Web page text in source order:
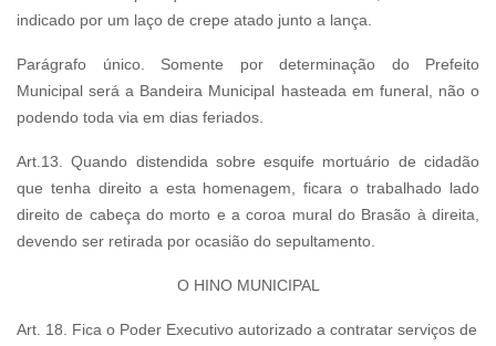
indicado por um laço de crepe atado junto a lança.
Parágrafo único. Somente por determinação do Prefeito
Municipal será a Bandeira Municipal hasteada em funeral, não o
podendo toda via em dias feriados.
Art.13. Quando distendida sobre esquife mortuário de cidadão
que tenha direito a esta homenagem, ficara o trabalhado lado
direito de cabeça do morto e a coroa mural do Brasão à direita,
devendo ser retirada por ocasião do sepultamento.
O HINO MUNICIPAL
Art. 18. Fica o Poder Executivo autorizado a contratar serviços de